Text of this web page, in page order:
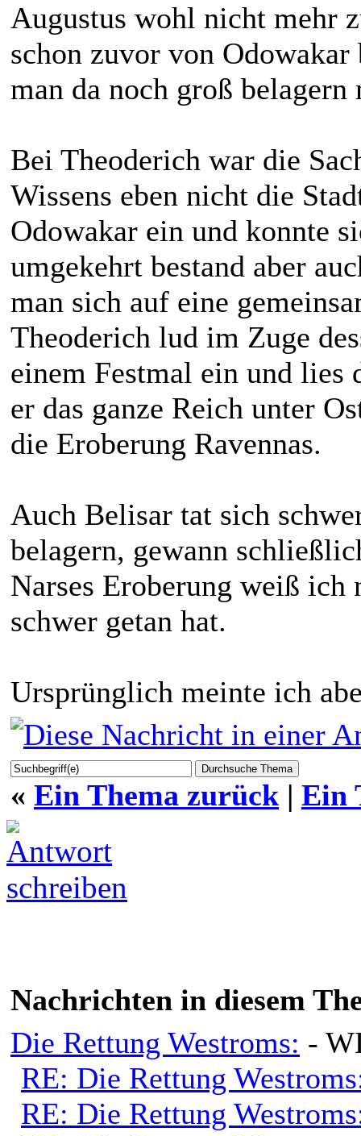
Augustus wohl nicht mehr
schon zuvor von
man da noch groß belagern
Bei Theoderich war die
Wissens eben nicht die
Odowakar ein und konnte
umgekehrt bestand aber
man sich auf eine
Theoderich lud im Zuge
einem Festmal ein und lies
er das ganze Reich unter
die Eroberung Ravennas.
Auch Belisar tat sich
belagern, gewann
Narses Eroberung weiß ich
schwer getan hat.
Ursprünglich meinte ich
« Ein Thema zurück | Ein
Nachrichten in diesem
Die Rettung Westroms: -
RE: Die Rettung
RE: Die Rettung